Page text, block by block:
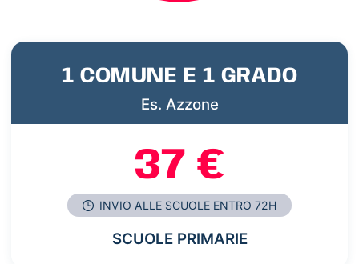
1 COMUNE E 1 GRADO
Es. Azzone
37 €
INVIO ALLE SCUOLE ENTRO 72H
SCUOLE PRIMARIE